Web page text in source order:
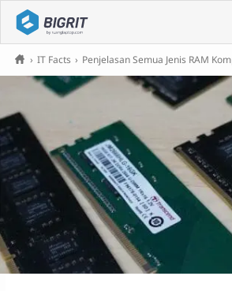
› IT Facts › Penjelasan Semua Jenis RAM